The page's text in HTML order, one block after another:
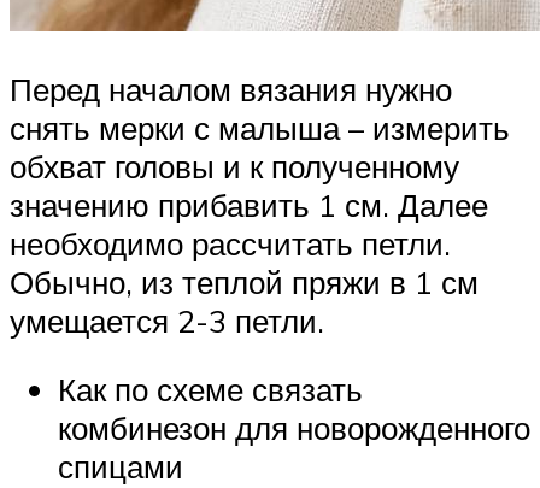
Перед началом вязания нужно
снять мерки с малыша – измерить
обхват головы и к полученному
значению прибавить 1 см. Далее
необходимо рассчитать петли.
Обычно, из теплой пряжи в 1 см
умещается 2-3 петли.
Как по схеме связать
комбинезон для новорожденного
спицами